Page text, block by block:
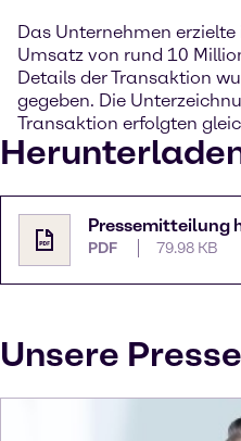
Das Unternehmen
Umsatz von rund 10
Details der Transaktion
gegeben. Die
Transaktion erfolgten
Pressemitteilung
PDF 79.98 KB
Unsere